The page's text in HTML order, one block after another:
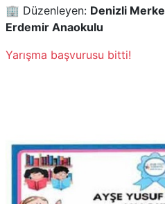
🏢 Düzenleyen: Denizli
Erdemir Anaokulu
Yarışma başvurusu bitti!